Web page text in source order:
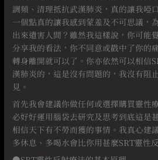
調頻、清理抵抗武漢肺炎，真的讓我啞
一個點真的讓我感到蒙羞及不可思議，
出來遺害人間？雖然我這樣說，你可能
分享我的看法，你不同意或戳中了你的
轉身離開就可以了。你亦依然可以相信
漢肺炎的，這是沒有問題的，我沒有阻
見。⠀
首先我會建議你做任何或選擇購買靈性
必好好運用腦袋去研究及思考到底這是
相信天下有不勞而獲的事情。我真心建
多休息、多喝水會比你用甚麼SRT靈性